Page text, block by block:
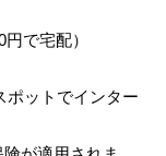
で宅配）
ポットでインター